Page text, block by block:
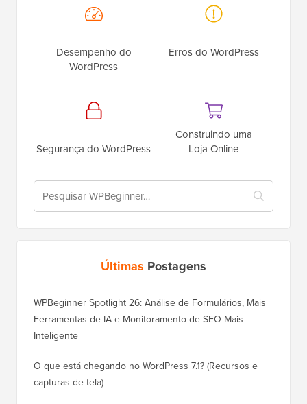
Desempenho do
WordPress
Erros do WordPress
Segurança do WordPress
Construindo uma
Loja Online
Últimas Postagens
WPBeginner Spotlight 26: Análise de Formulários, Mais
Ferramentas de IA e Monitoramento de SEO Mais
Inteligente
O que está chegando no WordPress 7.1? (Recursos e
capturas de tela)